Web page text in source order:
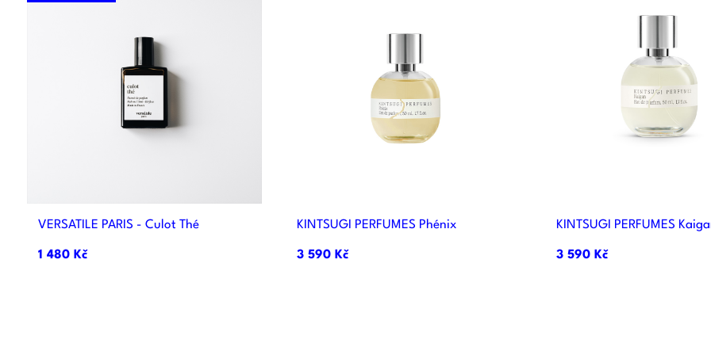
Rychlý náhled
VERSATILE PARIS - Culot Thé
1 480 Kč
Rychlý náhled
KINTSUGI PERFUMES Phénix
3 590 Kč
Rychlý
KINTSUGI PERFUMES
3 590 Kč